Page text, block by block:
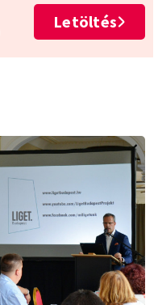
Letöltés